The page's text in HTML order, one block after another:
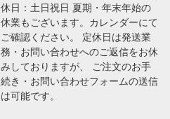
休日：土日祝日 夏期・年末年始の
休業もございます。カレンダーにて
ご確認ください。 定休日は発送業
務・お問い合わせへのご返信をお休
みしておりますが、 ご注文のお手
続き・お問い合わせフォームの送信
は可能です。